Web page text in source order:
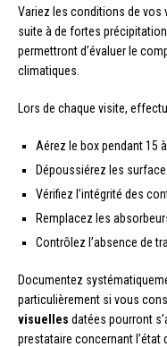
Variez les conditions de vos
suite à de fortes
permettront d’évaluer le
climatiques.
Lors de chaque visite,
Aérez le box pendant 15
Dépoussiérez les
Vérifiez l’intégrité des
Remplacez les
Contrôlez l’absence de
Documentez
particulièrement si vous
visuelles datées pourront
prestataire concernant l’état